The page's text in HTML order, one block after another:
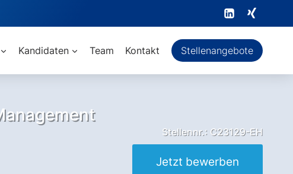
Kandidaten Team Kontakt Stellenangebote
Stellennr.: C23129-EH
Jetzt bewerben